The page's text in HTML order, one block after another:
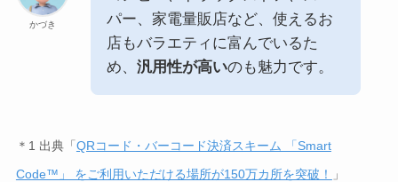
かづき
パー、家電量販店など、使えるお
店もバラエティに富んでいるた
め、 汎用性が高いのも魅力です。
＊1 出典「 QRコード・バーコード決済スキーム 「Smart
Code™」 をご利用いただける場所が150万カ所を突破！
」